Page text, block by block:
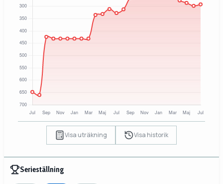
Visa uträkning Visa historik
Serieställning